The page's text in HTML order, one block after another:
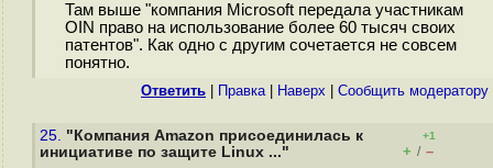
Там выше "компания Microsoft передала участникам
OIN право на использование более 60 тысяч своих
патентов". Как одно с другим сочетается не совсем
понятно.
Ответить Правка| Наверх Cообщить модератору
25. "Компания Amazon присоединилась к
инициативе по защите Linux ..."
+1
+ / –